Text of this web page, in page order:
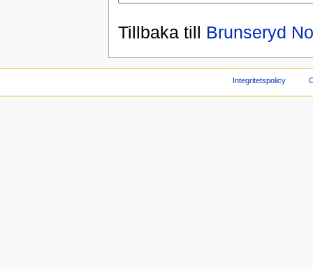
Tillbaka till Brunseryd
Integritetspolicy